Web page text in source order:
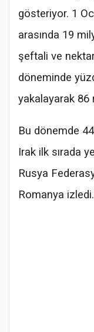
gösteriyor. 1
arasında 19
şeftali ve
döneminde
yakalayarak 86
Bu dönemde
Irak ilk sırada
Rusya
Romanya izledi.